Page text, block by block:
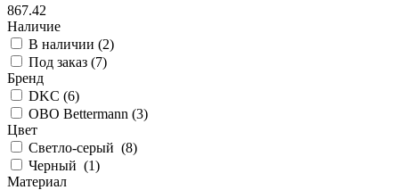
867.42
Наличие
В наличии (2)
Под заказ (7)
Бренд
DKC (6)
OBO Bettermann (3)
Цвет
Светло-серый (8)
Черный (1)
Материал